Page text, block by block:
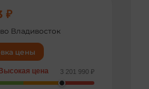
₽
Владивосток
цены
Высокая цена 3 201 990 ₽